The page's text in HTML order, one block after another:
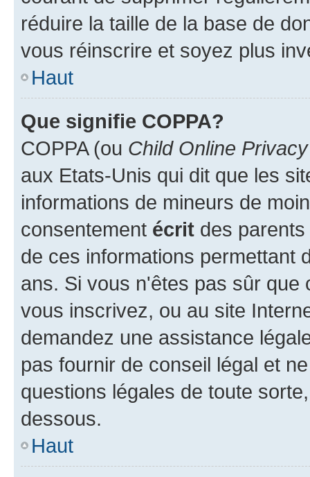
réduire la taille de la base de
vous réinscrire et soyez plus
Haut
Que signifie COPPA?
COPPA (ou Child Online
aux Etats-Unis qui dit que les
informations de mineurs de
consentement écrit des
de ces informations permettant
ans. Si vous n'êtes pas sûr
vous inscrivez, ou au site
demandez une assistance
pas fournir de conseil légal et
questions légales de toute
dessous.
Haut